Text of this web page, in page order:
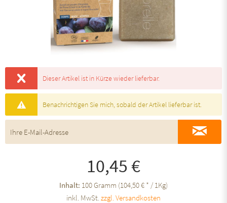
Dieser Artikel ist in Kürze wieder lieferbar.
Benachrichtigen Sie mich, sobald der Artikel lieferbar ist.
10,45 €
Inhalt: 100 Gramm (104,50 € * / 1Kg)
inkl. MwSt.zzgl. Versandkosten